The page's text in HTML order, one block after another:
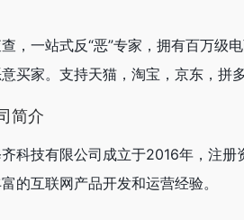
，一站式反“恶”专家，拥有百万级
买家。支持天猫，淘宝，京东，拼
简介
科技有限公司成立于2016年，注册
的互联网产品开发和运营经验。